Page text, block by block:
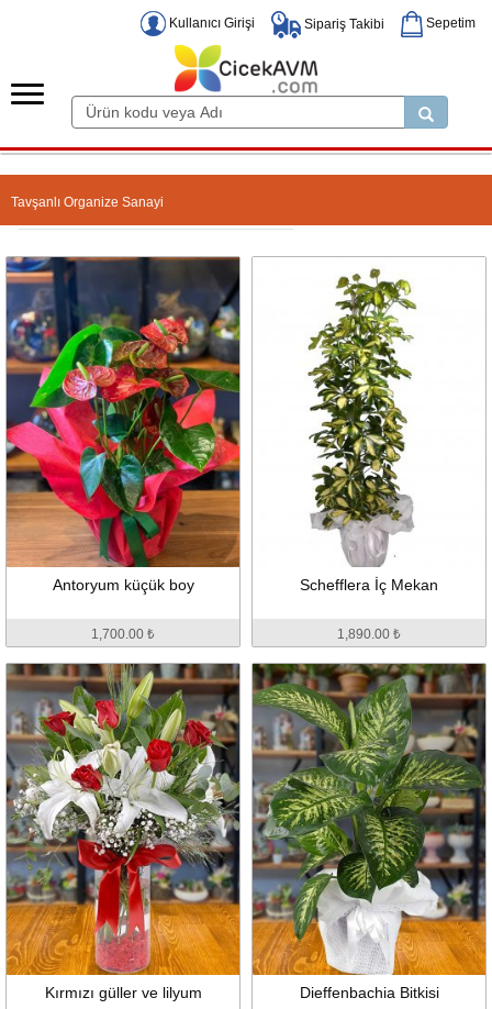
Kullanıcı Girişi Sipariş Takibi Sepetim
Tavşanlı Organize Sanayi
Antoryum küçük boy
1,700.00 ₺
Schefflera İç Mekan
1,890.00 ₺
Kırmızı güller ve lilyum Dieffenbachia Bitkisi